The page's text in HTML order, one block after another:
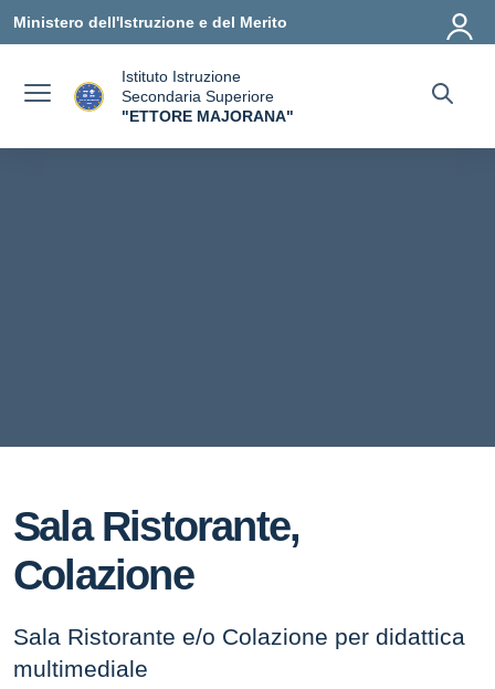
Ministero dell'Istruzione e del Merito
Istituto Istruzione
Secondaria Superiore
"ETTORE MAJORANA"
Sala Ristorante,
Colazione
Sala Ristorante e/o Colazione per didattica
multimediale